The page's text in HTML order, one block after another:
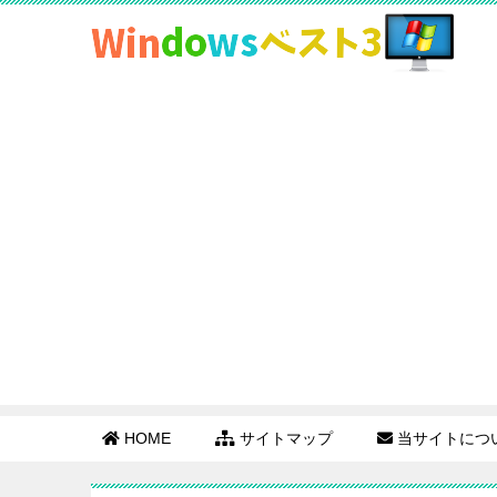
HOME サイトマップ 当サイトにつ